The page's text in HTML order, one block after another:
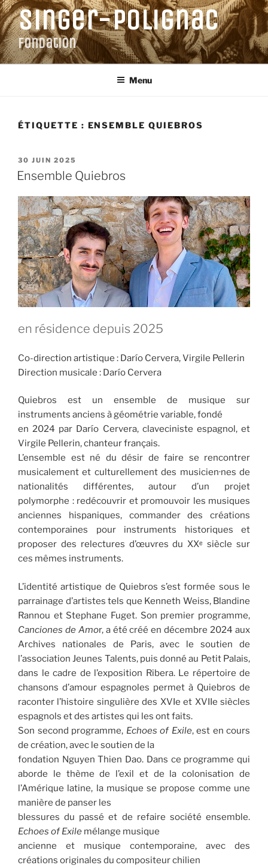
Aller
au
contenu
principal
Singer-Polignac
Fondation
Menu
ÉTIQUETTE : ENSEMBLE QUIEBROS
PUBLIÉ
LE
30 JUIN 2025
Ensemble Quiebros
en résidence depuis 2025
Co-direction artistique : Darío Cervera, Virgile Pellerin
Direction musicale : Darío Cervera
Quiebros est un ensemble de musique sur
instruments anciens à géométrie variable, fondé
en 2024 par Darío Cervera, claveciniste espagnol, et
Virgile Pellerin, chanteur français.
L’ensemble est né du désir de faire se rencontrer
musicalement et culturellement des musicien·nes de
nationalités différentes, autour d’un projet
polymorphe : redécouvrir et promouvoir les musiques
anciennes hispaniques, commander des créations
contemporaines pour instruments historiques et
proposer des relectures d’œuvres du XXᵉ siècle sur
ces mêmes instruments.
L’identité artistique de Quiebros s’est formée sous le
parrainage d’artistes tels que Kenneth Weiss, Blandine
Rannou et Stephane Fuget. Son premier programme,
Canciones de Amor, a été créé en décembre 2024 aux
Archives nationales de Paris, avec le soutien de
l’association Jeunes Talents, puis donné au Petit Palais,
dans le cadre de l’exposition Ribera. Le répertoire de
chansons d’amour espagnoles permet à Quiebros de
raconter l’histoire singulière des XVIe et XVIIe siècles
espagnols et des artistes qui les ont faits.
Son second programme, Echoes of Exile, est en cours
de création, avec le soutien de la
fondation Nguyen Thien Dao. Dans ce programme qui
aborde le thème de l’exil et de la colonisation de
l’Amérique latine, la musique se propose comme une
manière de panser les
blessures du passé et de refaire société ensemble.
Echoes of Exile mélange musique
ancienne et musique contemporaine, avec des
créations originales du compositeur chilien